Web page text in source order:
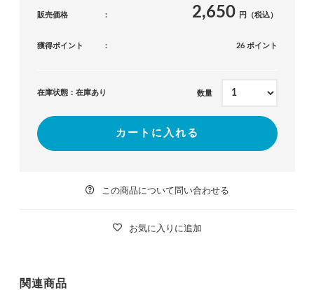
販売価格 2,650 円（税込）
獲得ポイント 26 ポイント
在庫状態：在庫あり 数量
カートに入れる
この商品について問い合わせる
お気に入りに追加
関連商品